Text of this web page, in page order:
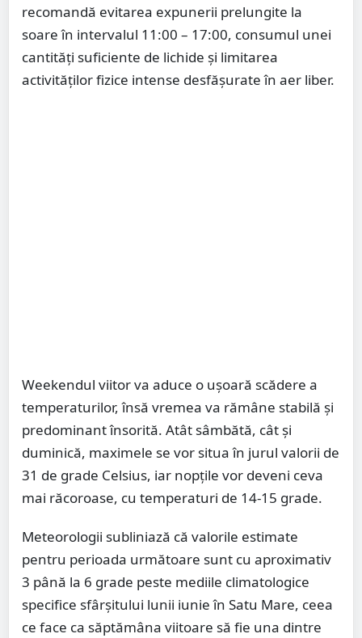
recomandă evitarea expunerii prelungite la
soare în intervalul 11:00 – 17:00, consumul unei
cantități suficiente de lichide și limitarea
activităților fizice intense desfășurate în aer liber.
Weekendul viitor va aduce o ușoară scădere a
temperaturilor, însă vremea va rămâne stabilă și
predominant însorită. Atât sâmbătă, cât și
duminică, maximele se vor situa în jurul valorii de
31 de grade Celsius, iar nopțile vor deveni ceva
mai răcoroase, cu temperaturi de 14-15 grade.
Meteorologii subliniază că valorile estimate
pentru perioada următoare sunt cu aproximativ
3 până la 6 grade peste mediile climatologice
specifice sfârșitului lunii iunie în Satu Mare, ceea
ce face ca săptămâna viitoare să fie una dintre